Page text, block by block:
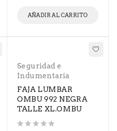
AÑADIR AL CARRITO
Seguridad e
Indumentaria
FAJA LUMBAR
OMBU 992 NEGRA
TALLE XL.OMBU